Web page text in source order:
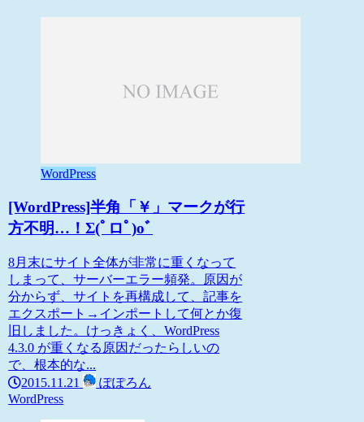
WordPress
[WordPress]半角「￥」マークが行
方不明…！Σ(ﾟロﾟ)oﾞ
8月末にサイト全体が非常に重くなって
しまって、サーバーエラー頻発。原因が
分からず、サイトを再構成して、記事を
エクスポート→インポートして何とか復
旧しました。けっきょく、WordPress
4.3.0 が重くなる原因だったらしいの
で、根本的な...
2015.11.21
ぽぽろん
WordPress